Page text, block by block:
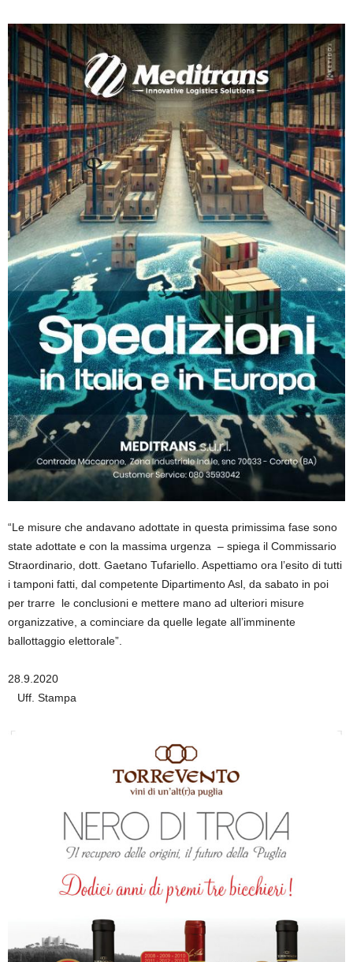
“Le misure che andavano adottate in questa primissima fase sono
state adottate e con la massima urgenza – spiega il Commissario
Straordinario, dott. Gaetano Tufariello. Aspettiamo ora l’esito di tutti
i tamponi fatti, dal competente Dipartimento Asl, da sabato in poi
per trarre le conclusioni e mettere mano ad ulteriori misure
organizzative, a cominciare da quelle legate all’imminente
ballottaggio elettorale”.
28.9.2020
Uff. Stampa